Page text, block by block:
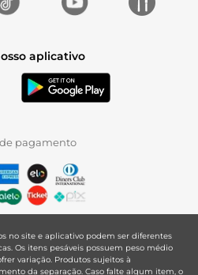
aplicativo
pagamento
no site e aplicativo podem ser diferentes
Os itens pesáveis possuem peso médio
variação. Produtos sujeitos à
da separação. Caso falte algum item, o